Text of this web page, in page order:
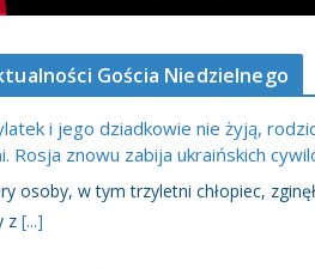
Gościa Niedzielnego
i jego dziadkowie nie żyją,
Rosja znowu zabija ukraińskich
osoby, w tym trzyletni chłopiec,
z [...]